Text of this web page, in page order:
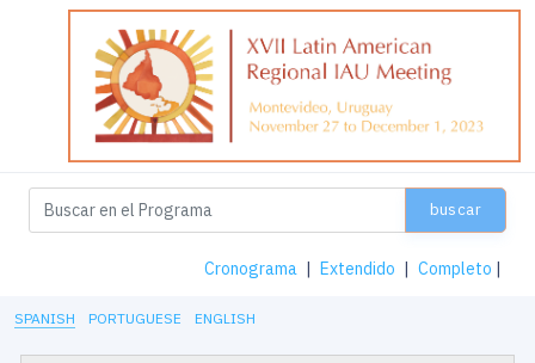
buscar
Cronograma | Extendido | Completo |
SPANISH PORTUGUESE ENGLISH